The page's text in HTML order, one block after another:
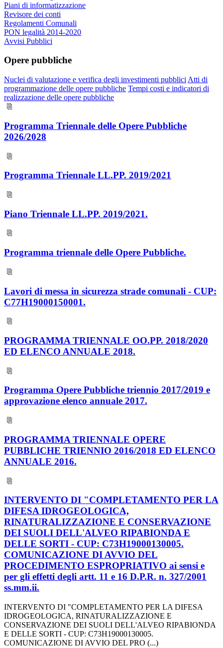
Piani di informatizzazione
Revisore dei conti
Regolamenti Comunali
PON legalità 2014-2020
Avvisi Pubblici
Opere pubbliche
Nuclei di valutazione e verifica degli investimenti pubblici Atti di
programmazione delle opere pubbliche Tempi costi e indicatori di
realizzazione delle opere pubbliche
Programma Triennale delle Opere Pubbliche
2026/2028
Programma Triennale LL.PP. 2019/2021
Piano Triennale LL.PP. 2019/2021.
Programma triennale delle Opere Pubbliche.
Lavori di messa in sicurezza strade comunali - CUP:
C77H19000150001.
PROGRAMMA TRIENNALE OO.PP. 2018/2020
ED ELENCO ANNUALE 2018.
Programma Opere Pubbliche triennio 2017/2019 e
approvazione elenco annuale 2017.
PROGRAMMA TRIENNALE OPERE
PUBBLICHE TRIENNIO 2016/2018 ED ELENCO
ANNUALE 2016.
INTERVENTO DI "COMPLETAMENTO PER LA
DIFESA IDROGEOLOGICA,
RINATURALIZZAZIONE E CONSERVAZIONE
DEI SUOLI DELL'ALVEO RIPABIONDA E
DELLE SORTI - CUP: C73H19000130005.
COMUNICAZIONE DI AVVIO DEL
PROCEDIMENTO ESPROPRIATIVO ai sensi e
per gli effetti degli artt. 11 e 16 D.P.R. n. 327/2001
ss.mm.ii.
INTERVENTO DI "COMPLETAMENTO PER LA DIFESA
IDROGEOLOGICA, RINATURALIZZAZIONE E
CONSERVAZIONE DEI SUOLI DELL'ALVEO RIPABIONDA
E DELLE SORTI - CUP: C73H19000130005.
COMUNICAZIONE DI AVVIO DEL PRO (...)